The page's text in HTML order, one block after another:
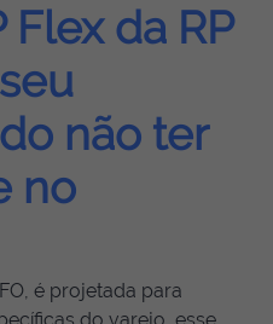
Flex da RP
não ter
no
é projetada para